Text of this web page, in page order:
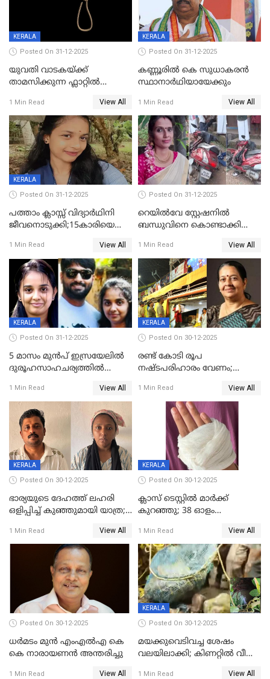
KERALA
Posted On 31-12-2025
യുവതി വാടകയ്ക്ക്
താമസിക്കുന്ന ഫ്ലാറ്റില്‍
സംഭവം കൈതപ്പൊയിലില്‍
1 Min Read View All
KERALA
Posted On 31-12-2025
കണ്ണൂരിൽ കെ സുധാകരൻ
സ്ഥാനാർഥിയായേക്കും
1 Min Read View All
KERALA
Posted On 31-12-2025
പത്താം ക്ലാസ്സ് വിദ്യാര്‍ഥിനി
ജീവനൊടുക്കി;15കാരിയെ
കിടപ്പുമുറിയില്‍ തൂങ്ങി മരിച്ച
നിലയിൽ
1 Min Read View All
Posted On 31-12-2025
റെയിൽവേ സ്റ്റേഷനിൽ
ബന്ധുവിനെ കൊണ്ടാക്കി
ലോറി സ്കൂട്ടറിൽ ഇടിച്ചു :
യുവതിക്ക് ദാരുണാന്ത്യം
1 Min Read View All
KERALA
Posted On 31-12-2025
5 മാസം മുൻപ് ഇസ്രയേലിൽ
ദുരൂഹസാഹചര്യത്തിൽ
മലയാളി യുവാവിന്റെ ഭാര്യയും
മരിച്ചു
1 Min Read View All
KERALA
Posted On 30-12-2025
രണ്ട് കോടി രൂപ
നഷ്ടപരിഹാരം വേണം;
നോട്ടീസയച്ച് ഉമാ തോമസ്
1 Min Read View All
KERALA
Posted On 30-12-2025
ഭാര്യയുടെ ദേഹത്ത് ലഹരി
ഒളിപ്പിച്ച് കുഞ്ഞുമായി യാത്ര;
പിടികൂടി പൊലീസ്
1 Min Read View All
KERALA
Posted On 30-12-2025
ക്ലാസ് ടെസ്റ്റിൽ മാർക്ക്
കുറഞ്ഞു; 38 ഓളം
സെന്ററിലെ അധ്യാപകന്‍
മർദിച്ചതായി പരാതി
1 Min Read View All
Posted On 30-12-2025
ധർമടം മുൻ എംഎല്‍എ കെ
കെ നാരായണന്‍ അന്തരിച്ചു
1 Min Read View All
KERALA
Posted On 30-12-2025
മയക്കുവെടിവച്ച ശേഷം
വലയിലാക്കി; കിണറ്റിൽ വീണ
1 Min Read View All